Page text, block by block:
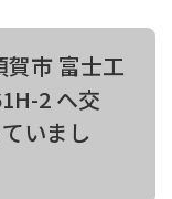
賀市 富士工
2 へ交
いまし